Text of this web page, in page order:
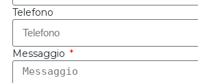
Telefono
Messaggio